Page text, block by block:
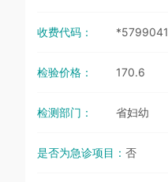
收费代码： *5799041
检验价格： 170.6
检测部门： 省妇幼
是否为急诊项目： 否